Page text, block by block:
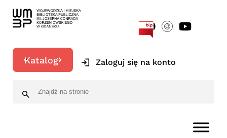
Katalog Zaloguj się na konto